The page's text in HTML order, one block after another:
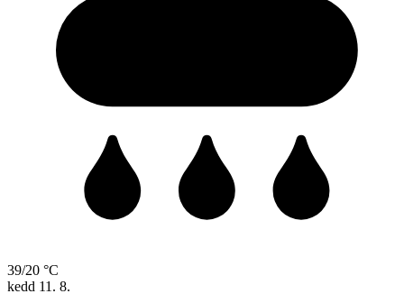
39/20 °C
kedd 11. 8.